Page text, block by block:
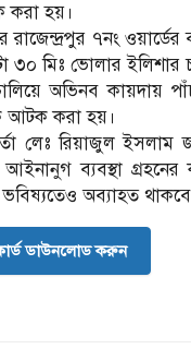
করা হয়।
৭নং ওয়ার্ডের
৩০ মিঃ ভোলার ইলিশার
অভিনব কায়দায়
আটক করা হয়।
লেঃ রিয়াজুল
ব্যবস্থা গ্রহনের
অব্যাহত
ডাউনলোড করুন